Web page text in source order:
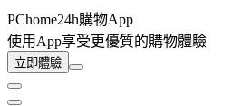
PChome24h購物App
使用App享受更優質的購物體驗
立即體驗